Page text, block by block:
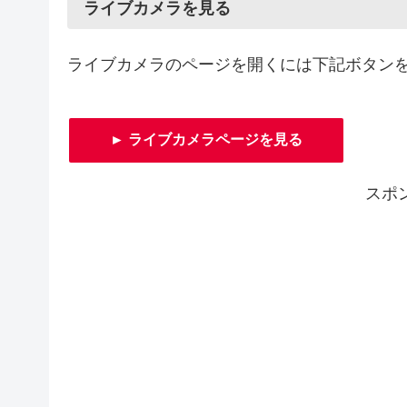
ライブカメラを見る
ライブカメラのページを開くには下記ボタン
► ライブカメラページを見る
スポ